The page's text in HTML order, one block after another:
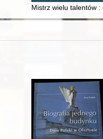
Andrzeja Toczewskiego
Mistrz wielu talentów :